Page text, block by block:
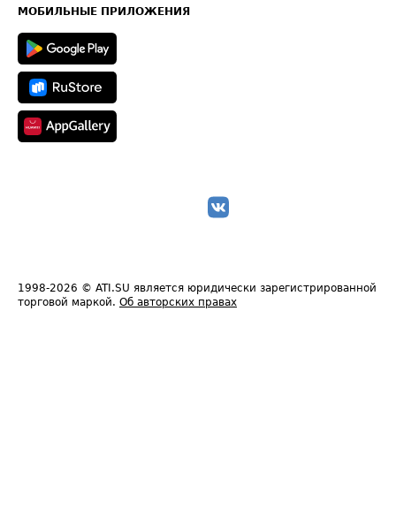
Техническая информация
МОБИЛЬНЫЕ ПРИЛОЖЕНИЯ
1998-2026 © ATI.SU является юридически зарегистрированной
торговой маркой. Об авторских правах